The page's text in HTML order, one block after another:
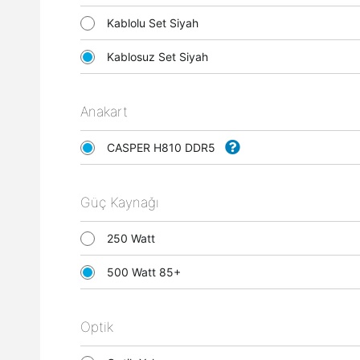
Kablolu Set Siyah
Kablosuz Set Siyah
Anakart
CASPER H810 DDR5
Güç Kaynağı
250 Watt
500 Watt 85+
Optik